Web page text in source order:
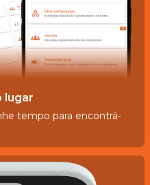
lugar
tempo para encontrá-